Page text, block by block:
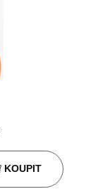
KOUPIT